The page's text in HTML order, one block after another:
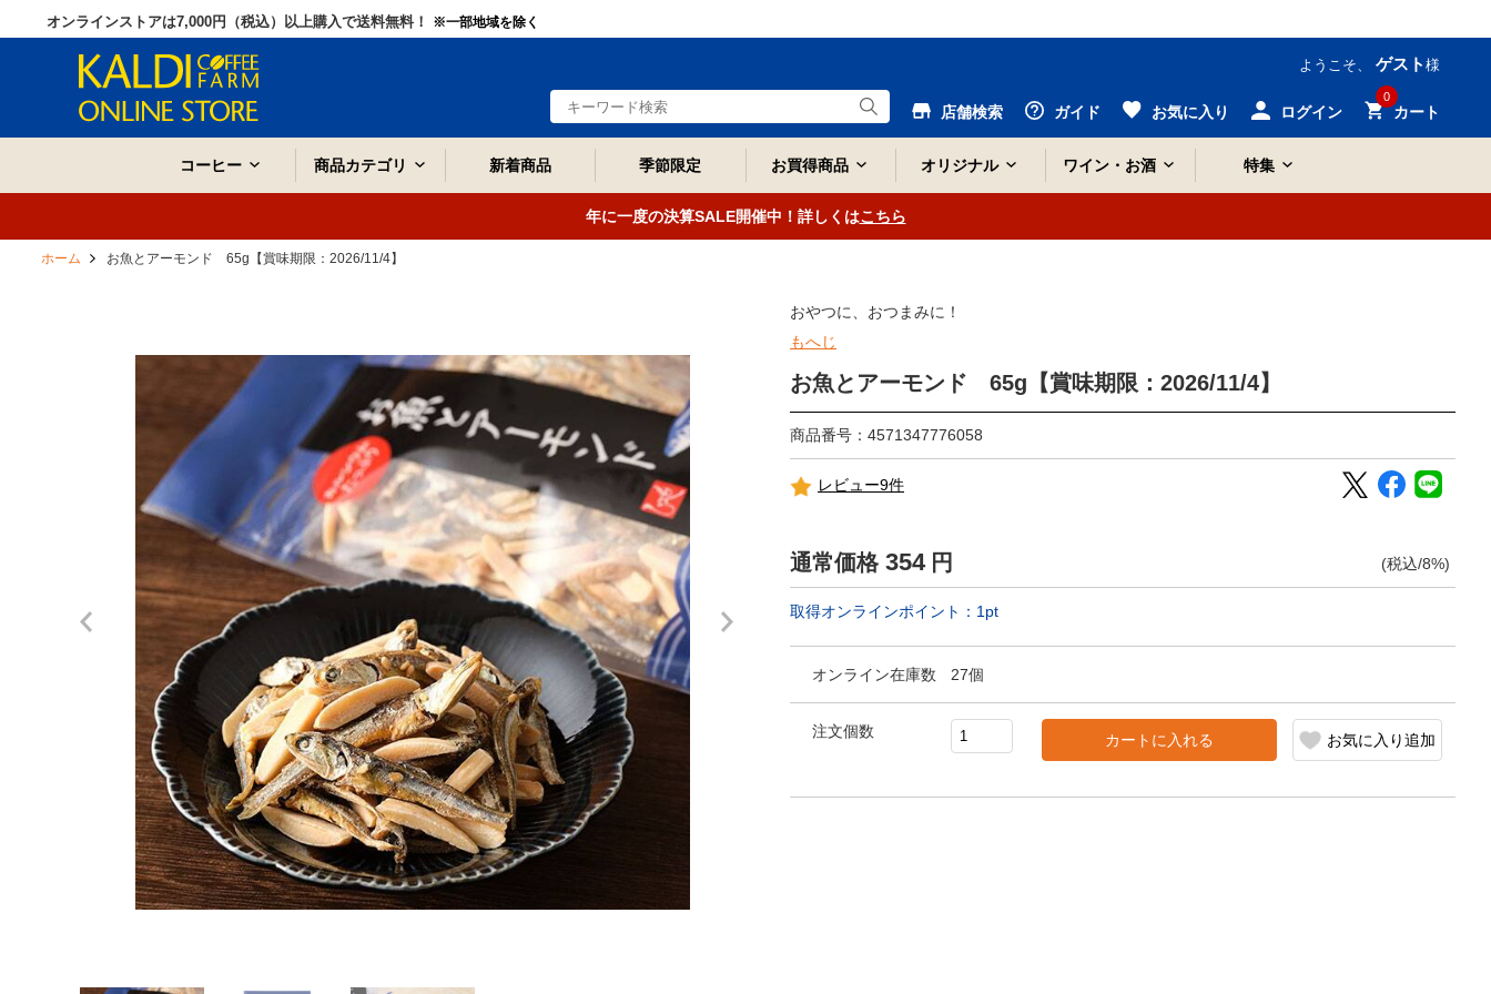
オンラインストアは7,000円（税込）以上購入で送料無料！ ※一部地域を除く
ようこそ、 ゲスト 様
店舗検索 ガイド お気に入り ログイン
0
カート
コーヒー 商品カテゴリ 新着商品 季節限定 お買得商品 オリジナル ワイン・お酒 特集
年に一度の決算SALE開催中！詳しくはこちら
ホーム お魚とアーモンド 65g【賞味期限：2026/11/4】
おやつに、おつまみに！
もへじ
お魚とアーモンド 65g【賞味期限：2026/11/4】
商品番号：4571347776058
レビュー9件
通常価格 354 円 (税込/8%)
取得オンラインポイント： 1 pt
オンライン在庫数 27個
注文個数
カートに入れる お気に入り追加